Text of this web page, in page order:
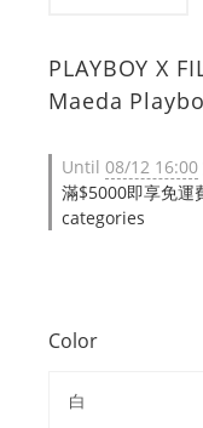
PLAYBOY X
Maeda
Until 08/12 16:00
滿$5000即享免運
categories
Color